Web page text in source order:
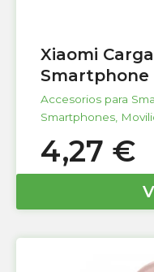
Xiaomi
Smartphone
Accesorios para
Smartphones,
4,27 €